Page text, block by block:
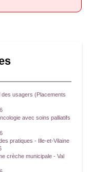
des usagers (Placements
avec soins palliatifs
pratiques - Ille-et-Vilaine
crèche municipale - Val